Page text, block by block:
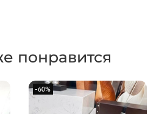
понравится
-60%